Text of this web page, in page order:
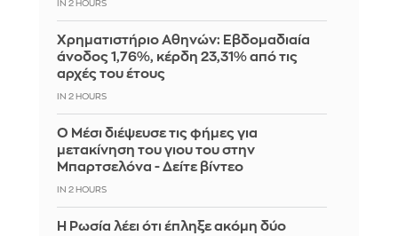
IN 2 HOURS
Χρηματιστήριο Αθηνών: Εβδομαδιαία
άνοδος 1,76%, κέρδη 23,31% από τις
αρχές του έτους
IN 2 HOURS
Ο Μέσι διέψευσε τις φήμες για
μετακίνηση του γιου του στην
Μπαρτσελόνα - Δείτε βίντεο
IN 2 HOURS
Η Ρωσία λέει ότι έπληξε ακόμη δύο